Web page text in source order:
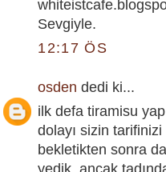
Sevgiyle.
12:17 ÖS
osden dedi ki...
ilk defa tiramisu
dolayı sizin
bekletikten sonra